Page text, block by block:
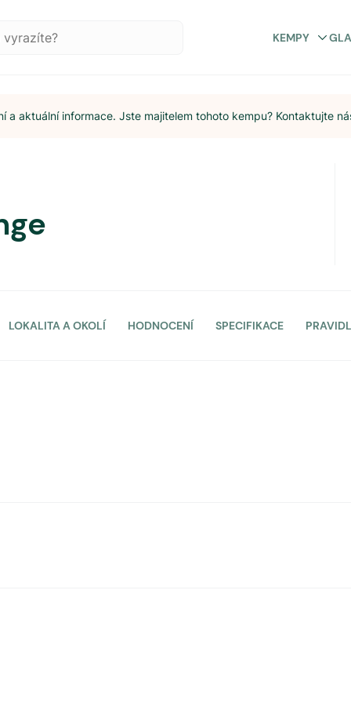
KEMPY
a aktuální informace. Jste majitelem tohoto kempu? Kontaktujte
LOKALITA A OKOLÍ HODNOCENÍ SPECIFIKACE